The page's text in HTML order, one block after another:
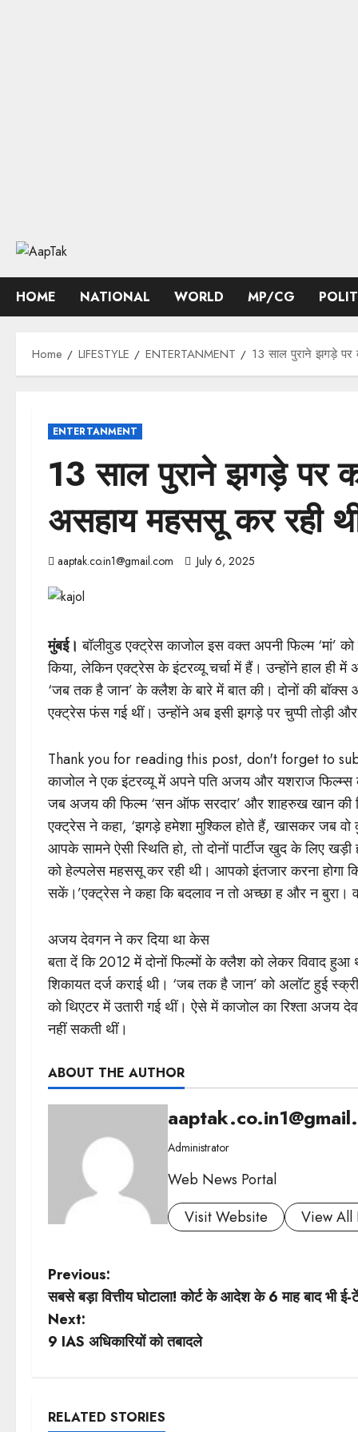
content
HOME
NATIONAL WORLD MP/CG
Home LIFESTYLE ENTERTANMENT 13 साल पुराने झगड़े पर
ENTERTANMENT
13 साल पुराने झगड़े पर
असहाय महससू कर रही
aaptak.co.in1@gmail.com July 6, 2025
मुंबई। बॉलीवुड एक्ट्रेस काजोल इस वक्त अपनी फिल्म ‘मां’
किया, लेकिन एक्ट्रेस के इंटरव्यू चर्चा में हैं। उन्होंने हाल
‘जब तक है जान’ के क्लैश के बारे में बात की। दोनों की
एक्ट्रेस फंस गई थीं। उन्होंने अब इसी झगड़े पर चुप्पी तोड़ी
Thank you for reading this post, don't forget to
काजोल ने एक इंटरव्यू में अपने पति अजय और यशराज फिल्म्स
जब अजय की फिल्म ‘सन ऑफ सरदार’ और शाहरुख खान
एक्ट्रेस ने कहा, ‘झगड़े हमेशा मुश्किल होते हैं, खासकर जब
आपके सामने ऐसी स्थिति हो, तो दोनों पार्टीज खुद के लिए
को हेल्पलेस महससू कर रही थी। आपको इंतजार करना होगा
सकें।’एक्ट्रेस ने कहा कि बदलाव न तो अच्छा ह और न बुरा।
अजय देवगन ने कर दिया था केस
बता दें कि 2012 में दोनों फिल्मों के क्लैश को लेकर विवाद
शिकायत दर्ज कराई थी। ‘जब तक है जान’ को अलॉट हुई
को थिएटर में उतारी गई थीं। ऐसे में काजोल का रिश्ता अजय
नहीं सकती थीं।
ABOUT THE AUTHOR
Administrator
Web News Portal
Visit Website
View All
P
o
s
n
Previous:
सबसे बड़ा वित्तीय घोटाला! कोर्ट के आदेश के 6 माह बाद भी
Next:
9 IAS अधिकारियों को तबादले
RELATED STORIES